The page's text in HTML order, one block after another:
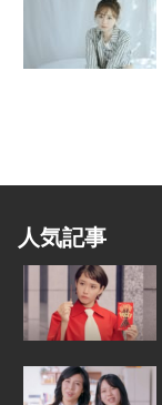
人気記事